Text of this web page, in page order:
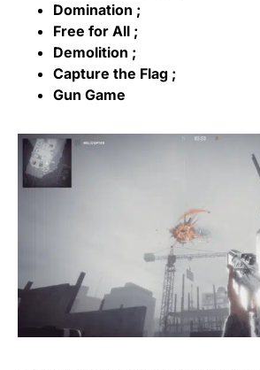
Domination ;
Free for All ;
Demolition ;
Capture the Flag ;
Gun Game